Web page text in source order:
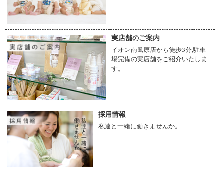
実店舗のご案内
イオン南風原店から徒歩3分,駐車
場完備の実店舗をご紹介いたしま
す。
採用情報
私達と一緒に働きませんか。